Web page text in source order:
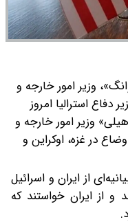
وزیر امور خارجه و
استرالیا امروز
وزیر امور خارجه و
در غزه، اوکراین و
از ایران و اسرائیل
از ایران خواستند که